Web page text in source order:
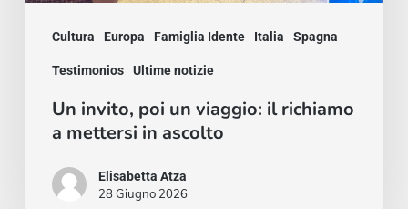
Cultura Europa Famiglia Idente Italia Spagna
Testimonios Ultime notizie
ascolto
Un invito, poi un viaggio: il richiamo
a mettersi in ascolto
Elisabetta Atza
28 Giugno 2026